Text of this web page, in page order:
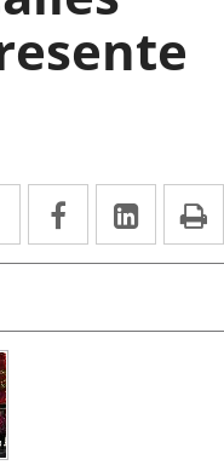
Twitter
Enlace Facebook
Enlace
a
aplicación
Enlace
a